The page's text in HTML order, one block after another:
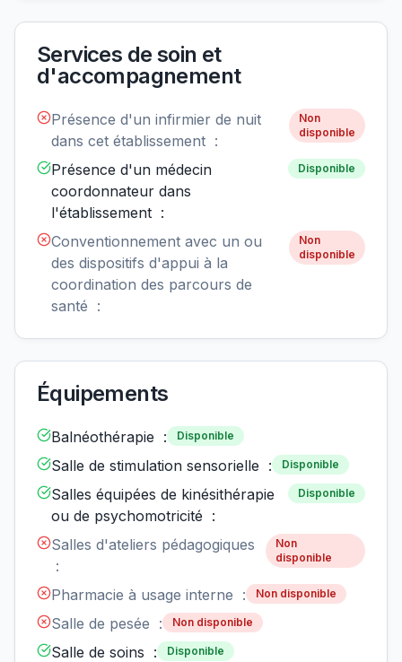
Services de soin et
d'accompagnement
Présence d'un infirmier de nuit
dans cet établissement :
Non
disponible
Présence d'un médecin
coordonnateur dans
l'établissement :
Disponible
Conventionnement avec un ou
des dispositifs d'appui à la
coordination des parcours de
santé :
Non
disponible
Équipements
Balnéothérapie : Disponible
Salle de stimulation sensorielle : Disponible
Salles équipées de kinésithérapie
ou de psychomotricité :
Disponible
Salles d'ateliers pédagogiques
:
Non
disponible
Pharmacie à usage interne : Non disponible
Salle de pesée : Non disponible
Salle de soins : Disponible